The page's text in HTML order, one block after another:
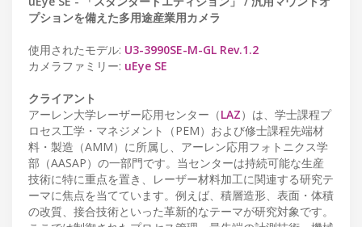
プションを備えた多用途産業用カメラ
使用されたモデル: U3-3990SE-M-GL Rev.1.2
カメラファミリー: uEye SE
クライアント
アーレン大学レーザー応用センター（LAZ）は、学士課程プ
ロセス工学・マネジメント（PEM）および修士課程先端材
料・製造（AMM）に所属し、アーレン応用フォトニクス学
部（AASAP）の一部門です。当センターは持続可能な生産
技術に特に重点を置き、レーザー材料加工に関連する研究テ
ーマに焦点を当てています。例えば、積層造形、表面・体積
の改質、接合技術といった革新的なテーマが研究対象です。